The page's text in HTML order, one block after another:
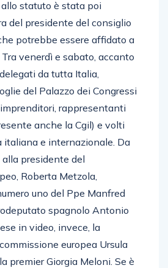
statuto è stata poi
del presidente del consiglio
potrebbe essere affidato a
venerdì e sabato, accanto
da tutta Italia,
del Palazzo dei Congressi
rappresentanti
anche la Cgil) e volti
italiana e internazionale. Da
alla presidente del
Roberta Metzola,
uno del Ppe Manfred
spagnolo Antonio
in video, invece, la
europea Ursula
premier Giorgia Meloni. Se è